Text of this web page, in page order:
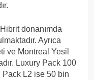
donanımda
Ayrıca
ve Montreal Yesil
Luxury Pack 100
Pack L2 ise 50 bin